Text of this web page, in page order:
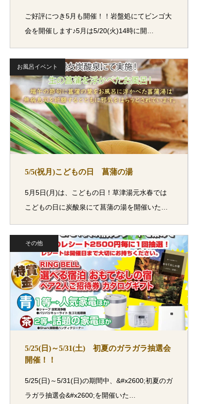
ご好評につき5月も開催！！岩盤処にてビンゴ大
会を開催します♪5月は5/20(火)14時に開…
お風呂イベント
5/5(祝月)こどもの日 菖蒲の湯
5月5日(月)は、こどもの日！草津湯元水春では
こどもの日に炭酸泉にて菖蒲の湯を開催いた…
その他
5/25(日)～5/31(土) 初夏のガラガラ抽選会
開催！！
5/25(日)～5/31(日)の期間中、&#x2600;初夏のガ
ラガラ抽選会&#x2600;を開催いた…